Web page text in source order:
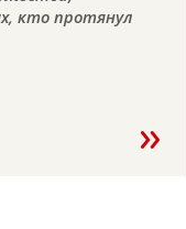
кто протянул